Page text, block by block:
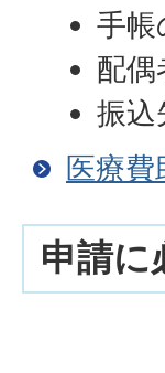
手
配
振
医療費
申請に